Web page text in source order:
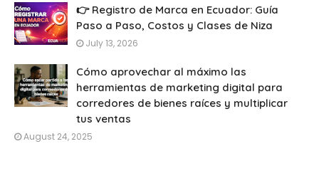
👉 Registro de Marca en Ecuador: Guía
Paso a Paso, Costos y Clases de Niza
July 13, 2026
Cómo aprovechar al máximo las
herramientas de marketing digital para
corredores de bienes raíces y multiplicar
tus ventas
August 24, 2025